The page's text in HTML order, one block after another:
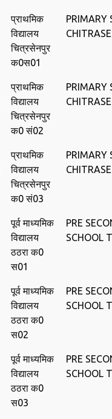
प्राथमिक
विद्यालय
चित्रसेनपुर
क0स01
PRIMARY
प्राथमिक
विद्यालय
चित्रसेनपुर
क0 सं02
PRIMARY
प्राथमिक
विद्यालय
चित्रसेनपुर
क0 सं03
PRIMARY
पूर्व माध्‍यमिक
विद्यालय
ठठरा क0
स01
PRE
SCHOOL
पूर्व माध्‍यमिक
विद्यालय
ठठरा क0
स02
PRE
SCHOOL
पूर्व माध्‍यमिक
विद्यालय
ठठरा क0
स03
PRE
SCHOOL